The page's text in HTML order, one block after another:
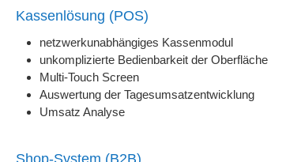
Kassenlösung (POS)
netzwerkunabhängiges Kassenmodul
unkomplizierte Bedienbarkeit der Oberfläche
Multi-Touch Screen
Auswertung der Tagesumsatzentwicklung
Umsatz Analyse
Shop-System (B2B)